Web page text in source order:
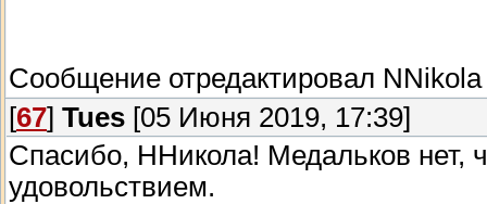
- Предметы могут использоваться из
- При определённых условиях можно
- Оглушение работает на врагах
- И множество других улучшений игрового
- А также, разумеется, исправление всех
Сообщение отредактировал NNikola
[67] Tues [05 Июня 2019, 17:39]
Спасибо, ННикола! Медальков нет,
удовольствием.